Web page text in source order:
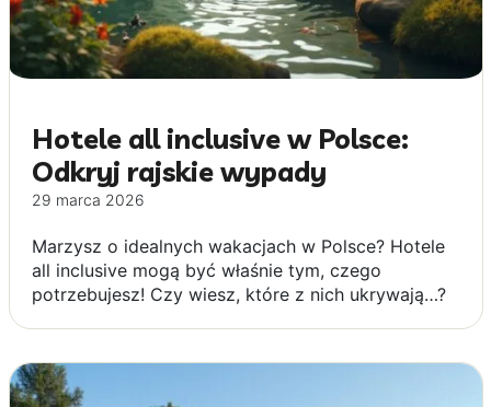
Hotele all inclusive w Polsce:
Odkryj rajskie wypady
29 marca 2026
Marzysz o idealnych wakacjach w Polsce? Hotele
all inclusive mogą być właśnie tym, czego
potrzebujesz! Czy wiesz, które z nich ukrywają…?